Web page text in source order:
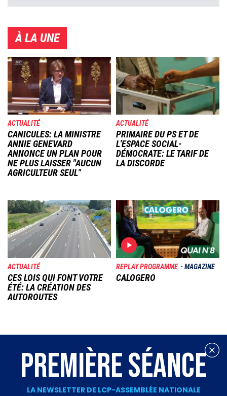
À LA UNE
Image
ACTUALITÉ
CANICULES: LA MINISTRE
ANNIE GENEVARD
ANNONCE UN PLAN POUR
NE PLUS LAISSER "AUCUN
AGRICULTEUR SEUL"
Image
ACTUALITÉ
PRIMAIRE DU PS ET DE
L'ESPACE SOCIAL-
DÉMOCRATE: LE TARIF DE
LA DISCORDE
Image
ACTUALITÉ
CES LOIS QUI FONT VOTRE
ÉTÉ: LA CRÉATION DES
AUTOROUTES
Image
REPLAY PROGRAMME MAGAZINE
CALOGERO
PREMIÈRE SÉANCE
LA NEWSLETTER DE LCP-ASSEMBLÉE NATIONALE